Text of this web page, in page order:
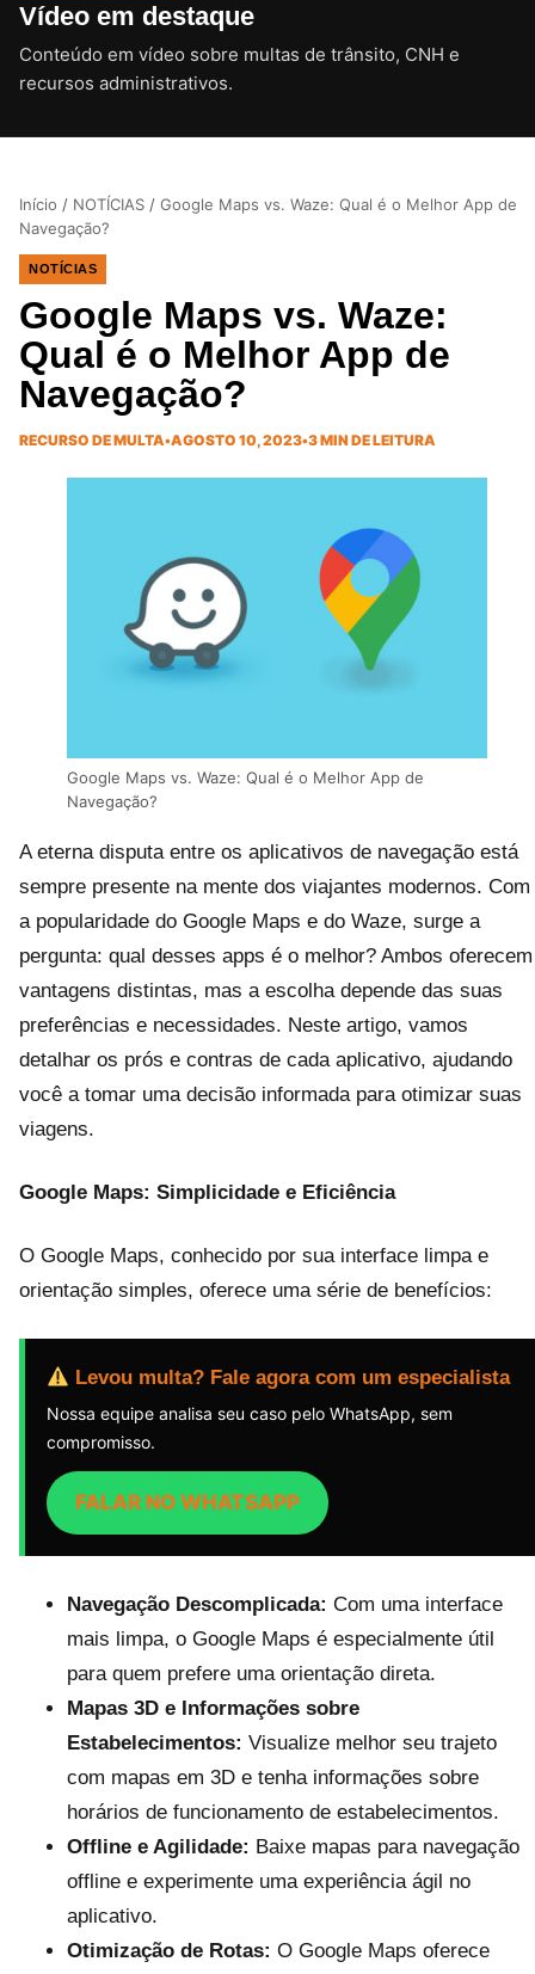
Vídeo em destaque
Conteúdo em vídeo sobre multas de trânsito, CNH e
recursos administrativos.CLIQUE PARA ATIVAR O SOM
Início / NOTÍCIAS / Google Maps vs. Waze: Qual é o Melhor App de
Navegação?
NOTÍCIAS
Google Maps vs. Waze:
Qual é o Melhor App de
Navegação?
RECURSO DE MULTA•AGOSTO 10, 2023•3 MIN DE LEITURA
Google Maps vs. Waze: Qual é o Melhor App de
Navegação?
A eterna disputa entre os aplicativos de navegação está
sempre presente na mente dos viajantes modernos. Com
a popularidade do Google Maps e do Waze, surge a
pergunta: qual desses apps é o melhor? Ambos oferecem
vantagens distintas, mas a escolha depende das suas
preferências e necessidades. Neste artigo, vamos
detalhar os prós e contras de cada aplicativo, ajudando
você a tomar uma decisão informada para otimizar suas
viagens.
Google Maps: Simplicidade e Eficiência
O Google Maps, conhecido por sua interface limpa e
orientação simples, oferece uma série de benefícios:
Levou multa? Fale agora com um especialista
Nossa equipe analisa seu caso pelo WhatsApp, sem
compromisso.
FALAR NO WHATSAPP
Navegação Descomplicada: Com uma interface
mais limpa, o Google Maps é especialmente útil
para quem prefere uma orientação direta.
Mapas 3D e Informações sobre
Estabelecimentos: Visualize melhor seu trajeto
com mapas em 3D e tenha informações sobre
horários de funcionamento de estabelecimentos.
Offline e Agilidade: Baixe mapas para navegação
offline e experimente uma experiência ágil no
aplicativo.
Otimização de Rotas: O Google Maps oferece